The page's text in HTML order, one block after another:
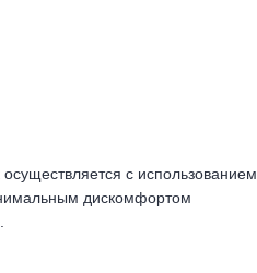
с использованием
дискомфортом